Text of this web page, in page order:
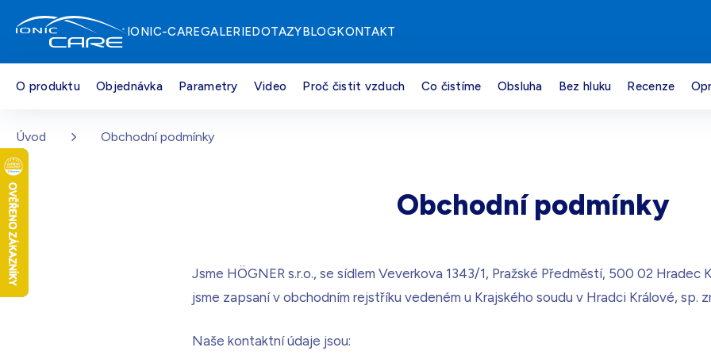
IONIC-CAREGALERIEDOTAZYBLOGKONTAKT
O produktu Objednávka Parametry Video Proč čistit vzduch Co čistíme Obsluha Bez hluku Recenze
Úvod Obchodní podmínky
Obchodní podmínky
Jsme HÖGNER s.r.o., se sídlem Veverkova 1343/1, Pražské Předměstí, 500 02 Hradec
jsme zapsaní v obchodním rejstříku vedeném u Krajského soudu v Hradci Králové, sp.
Naše kontaktní údaje jsou:
Stříbrná